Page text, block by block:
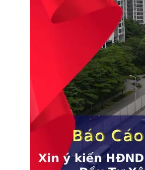
13 Tháng 12, 2025
Thông
Kết luận tại cuộc
triển TT Thể
Thể
Thống nhất chủ trương cho
căn cứ quy hoạch và thực
tư các trung tâm, khu
"làng Olympic" đẳng cấp
tổ chức ASIAD và